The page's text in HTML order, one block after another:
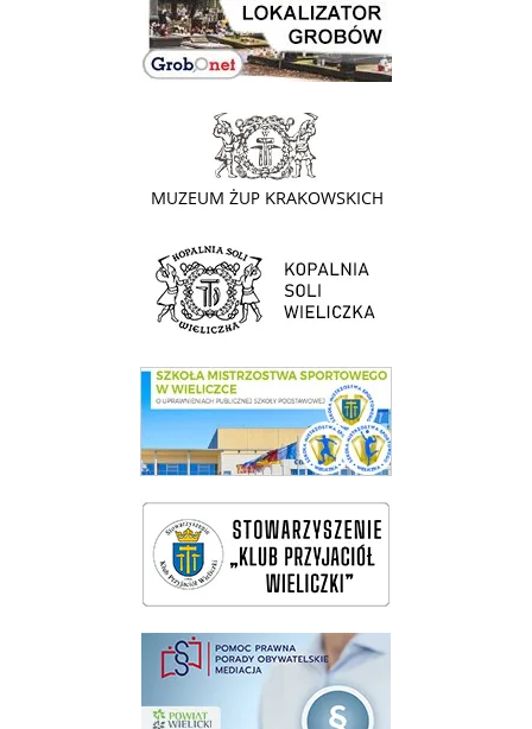
link do strony - Muzeum Żup Krakowskich Wieliczka
link do strony Kopalni Soli Wieliczka
link do SMS Wieliczka
wieliczka-wieliczanie na bis
pomoc prawna wieliczka